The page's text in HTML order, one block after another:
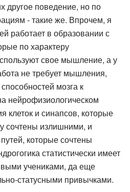
другое поведение, но по
- такие же. Впрочем, я
работает в образовании с
по характеру
свое мышление, а у
не требует мышления,
мозга к
нейрофизиологическом
клеток и синапсов, которые
сочтены излишними, и
которые сочтены
статистически имеет
учениками, да еще
статусными привычками.